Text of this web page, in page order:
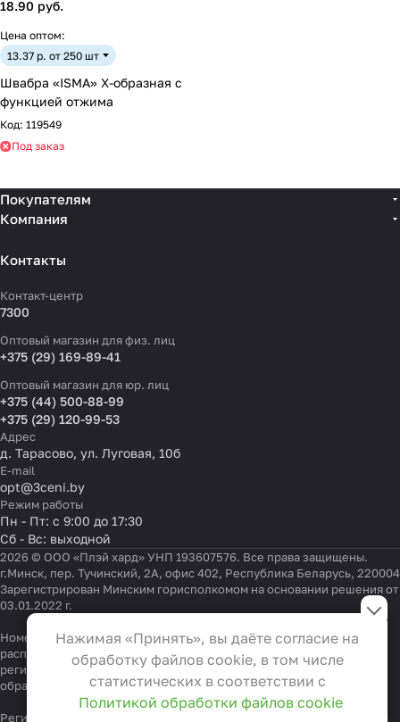
18.90 руб.
Цена оптом:
13.37 р. от 250 шт
Швабра «ISMA» Х-образная с
функцией отжима
Код: 119549
Под заказ
Покупателям
Компания
Контакты
Контакт-центр
7300
Оптовый магазин для физ. лиц
+375 (29) 169-89-41
Оптовый магазин для юр. лиц
+375 (44) 500-88-99
+375 (29) 120-99-53
Адрес
д. Тарасово, ул. Луговая, 10б
E-mail
opt@3ceni.by
Режим работы
Пн - Пт: с 9:00 до 17:30
Сб - Вс: выходной
2026 © ООО «Плэй хард» УНП 193607576. Все права защищены.
г.Минск, пер. Тучинский, 2А, офис 402, Республика Беларусь, 220004
Зарегистрирован Минским горисполкомом на основании решения от
03.01.2022 г.
Номер телефона работников местных исполнительных и
распорядительных органов по месту государственной
регистрации ООО «Плэй хард», уполномоченных рассматривать
обращения покупателей:+375 17 323-41-58 ,+375 17 370-30-64
Регистрационный номер в Торговом реестре Республики Беларусь
Настройки файлов cookie
Функциональные
Эти файлы необходимы для
функционирования сайта и не
могут быть отключены в наших
системах. Вы можете настроить
Нажимая «Принять», вы даёте согласие на
обработку файлов cookie, в том числе
статистических в соответствии с
Политикой обработки файлов cookie